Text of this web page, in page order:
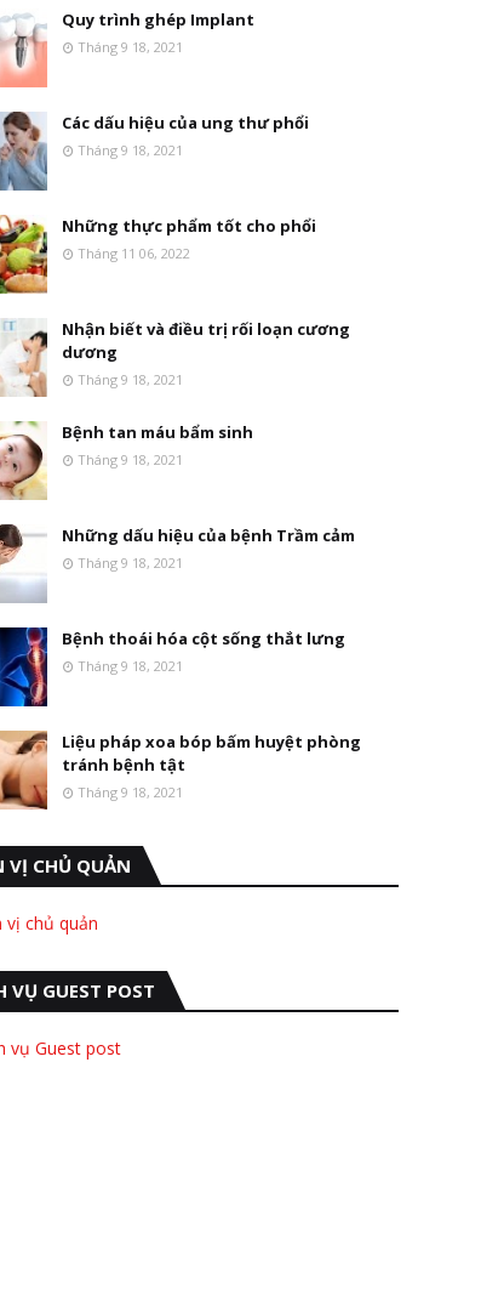
Quy trình ghép Implant
Tháng 9 18, 2021
Các dấu hiệu của ung thư phổi
Tháng 9 18, 2021
Những thực phẩm tốt cho phổi
Tháng 11 06, 2022
Nhận biết và điều trị rối loạn cương
dương
Tháng 9 18, 2021
Bệnh tan máu bẩm sinh
Tháng 9 18, 2021
Những dấu hiệu của bệnh Trầm cảm
Tháng 9 18, 2021
Bệnh thoái hóa cột sống thắt lưng
Tháng 9 18, 2021
Liệu pháp xoa bóp bấm huyệt phòng
tránh bệnh tật
Tháng 9 18, 2021
VỊ CHỦ QUẢN
VỤ GUEST POST